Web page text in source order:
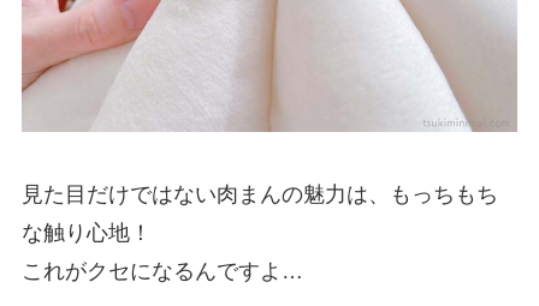
見た目だけではない肉まんの魅力は、もっちもち
な触り心地！
これがクセになるんですよ…